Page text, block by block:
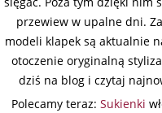
przewiew w upalne dni.
modeli klapek są aktualnie
otoczenie oryginalną
dziś na blog i czytaj
Polecamy teraz: Sukienki